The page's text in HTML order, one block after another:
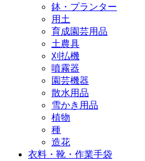
鉢・プランター
用土
育成園芸用品
土農具
刈払機
噴霧器
園芸機器
散水用品
雪かき用品
植物
種
造花
衣料・靴・作業手袋